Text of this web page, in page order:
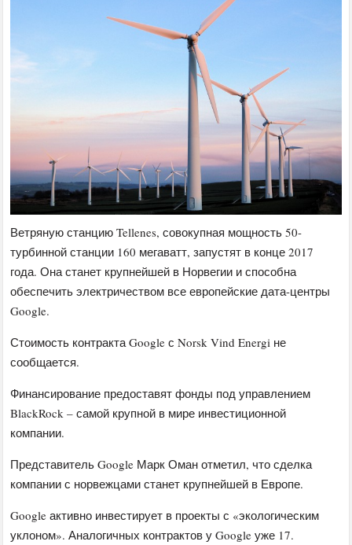
Ветряную станцию Tellenes, совокупная мощность 50-
турбинной станции 160 мегаватт, запустят в конце 2017
года. Она станет крупнейшей в Норвегии и способна
обеспечить электричеством все европейские дата-центры
Google.
Стоимость контракта Google с Norsk Vind Energi не
сообщается.
Финансирование предоставят фонды под управлением
BlackRock – самой крупной в мире инвестиционной
компании.
Представитель Google Марк Оман отметил, что сделка
компании с норвежцами станет крупнейшей в Европе.
Google активно инвестирует в проекты с «экологическим
уклоном». Аналогичных контрактов у Google уже 17.